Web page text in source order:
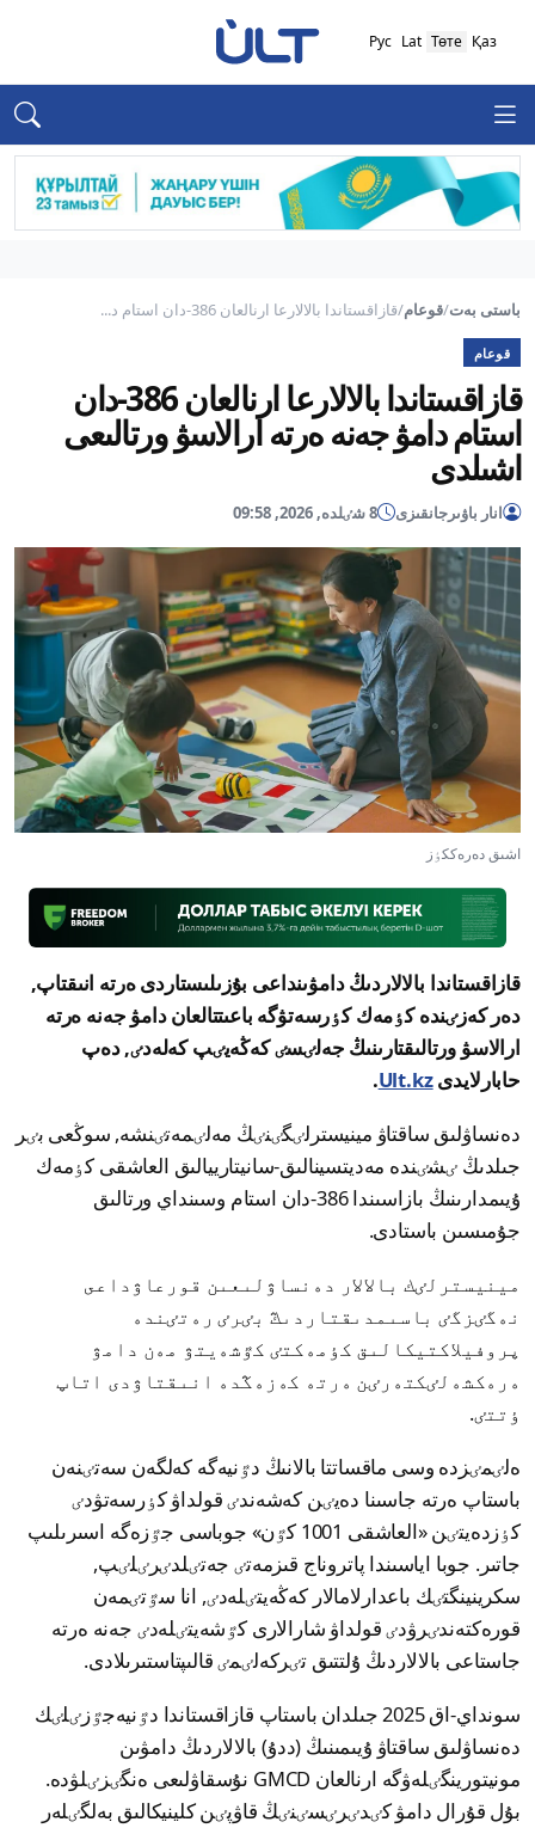
Қаз
Төте
Lat
Рус
باستى بەت/قوعام/قازاقستاندا بالالارعا ارنالعان 386-دان استام د...
قوعام
قازاقستاندا بالالارعا ارنالعان 386-دان
استام دامۋ جەنە ەرتە ارالاسۋ ورتالىعى
اشىلدى
انار باۋىرجانقىزى 8 شٸلدە, 2026, 09:58
اشىق دەرەككٶز
قازاقستاندا بالالاردىڭ دامۋىنداعى بۇزىلىستاردى ەرتە انىقتاپ,
دەر كەزٸندە كٶمەك كٶرسەتۋگە باعىتتالعان دامۋ جەنە ەرتە
ارالاسۋ ورتالىقتارىنىڭ جەلٸسٸ كەڭەيٸپ كەلەدٸ, دەپ
حابارلايدىUlt.kz
.
دەنساۋلىق ساقتاۋ مينيسترلٸگٸنٸڭ مەلٸمەتٸنشە, سوڭعى بٸر
جىلدىڭ ٸشٸندە مەديتسينالىق-سانيتارييالىق العاشقى كٶمەك
ۇيىمدارىنىڭ بازاسىندا 386-دان استام وسىنداي ورتالىق
جۇمىسىن باستادى.
مينيسترلٸك بالالار دەنساۋلىعىن قورعاۋداعى
نەگٸزگٸ باسىمدىقتاردىڭ بٸرٸ رەتٸندە
پروفيلاكتيكالىق كٶمەكتٸ كٷشەيتۋ مەن دامۋ
ەرەكشەلٸكتەرٸن ەرتە كەزەڭدە انىقتاۋدى اتاپ
ٶتتٸ.
ەلٸمٸزدە وسى ماقساتتا بالانىڭ دٷنيەگە كەلگەن سەتٸنەن
باستاپ ەرتە جاسىنا دەيٸن كەشەندٸ قولداۋ كٶرسەتۋدٸ
كٶزدەيتٸن «العاشقى 1001 كٷن» جوباسى جٷزەگە اسىرىلىپ
جاتىر. جوبا اياسىندا پاتروناج قىزمەتٸ جەتٸلدٸرٸلٸپ,
سكرينينگتٸك باعدارلامالار كەڭەيتٸلەدٸ, انا سٷتٸمەن
قورەكتەندٸرۋدٸ قولداۋ شارالارى كٷشەيتٸلەدٸ جەنە ەرتە
جاستاعى بالالاردىڭ ۇلتتىق تٸركەلٸمٸ قالىپتاستىرىلادى.
سونداي-اق 2025 جىلدان باستاپ قازاقستاندا دٷنيەجٷزٸلٸك
دەنساۋلىق ساقتاۋ ۇيىمىنىڭ (ددۇ) بالالاردىڭ دامۋىن
مونيتورينگٸلەۋگە ارنالعان GMCD نۇسقاۋلىعى ەنگٸزٸلۋدە.
بۇل قۇرال دامۋ كٸدٸرٸسٸنٸڭ قاۋپٸن كلينيكالىق بەلگٸلەر